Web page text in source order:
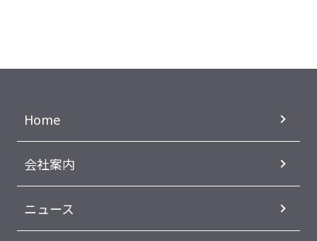
Home
会社案内
ニュース